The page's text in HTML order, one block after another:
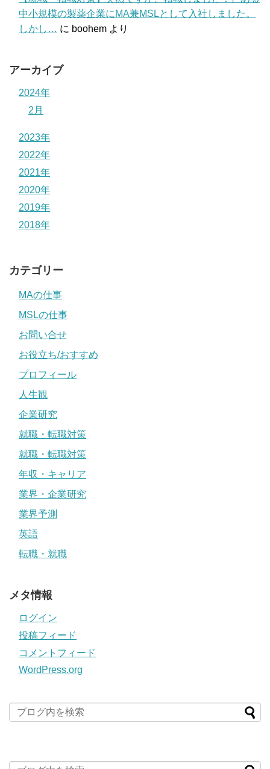
中小規模の製薬企業にMA兼MSLとして入社しました。
しかし… に boohem より
アーカイブ
2024年
2月
2023年
2022年
2021年
2020年
2019年
2018年
カテゴリー
MAの仕事
MSLの仕事
お問い合せ
お役立ち/おすすめ
プロフィール
人生観
企業研究
就職・転職対策
就職・転職対策
年収・キャリア
業界・企業研究
業界予測
英語
転職・就職
メタ情報
ログイン
投稿フィード
コメントフィード
WordPress.org